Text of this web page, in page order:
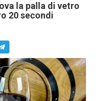
la palla di vetro
20 secondi